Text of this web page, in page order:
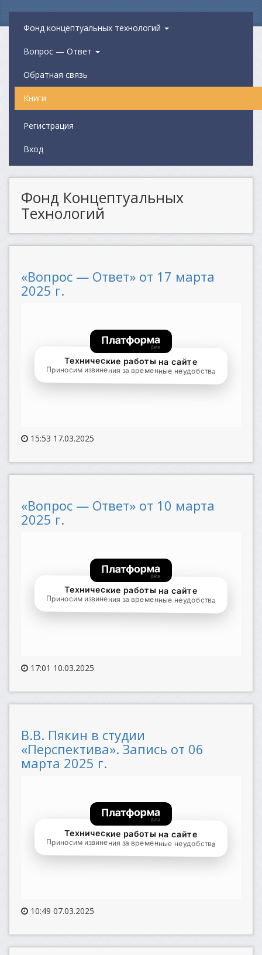
Фонд концептуальных технологий
Вопрос — Ответ
Обратная связь
Книги
Регистрация
Вход
Фонд Концептуальных
Технологий
«Вопрос — Ответ» от 17 марта
2025 г.
15:53 17.03.2025
«Вопрос — Ответ» от 10 марта
2025 г.
17:01 10.03.2025
В.В. Пякин в студии
«Перспектива». Запись от 06
марта 2025 г.
10:49 07.03.2025